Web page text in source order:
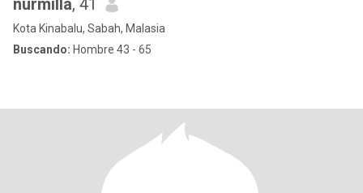
nurmilla, 41
Kota Kinabalu, Sabah, Malasia
Buscando: Hombre 43 - 65